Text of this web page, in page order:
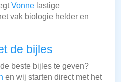
Vonne lastige
vak biologie helder en
de bijles
beste bijles te geven?
en wij starten direct met het